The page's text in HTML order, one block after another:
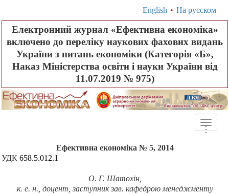
English • На русском
Електронний журнал «Ефективна економіка»
включено до переліку наукових фахових видань
України з питань економіки (Категорія «Б»,
Наказ Міністерства освіти і науки України від
11.07.2019 № 975)
Toggle
...
Ефективна економіка № 5, 2014
УДК 658.5.012.1
О. Г. Шатохін,
к. е. н., доцент, заступник зав. кафедрою менеджменту